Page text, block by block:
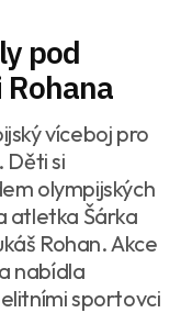
pod
víceboj pro
Děti si
olympijských
atletka Šárka
Rohan. Akce
nabídla
sportovci